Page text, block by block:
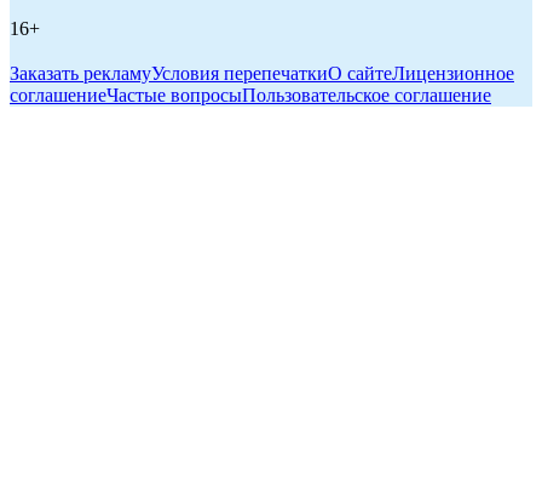
16+
Заказать рекламуУсловия перепечаткиО сайтеЛицензионное
соглашениеЧастые вопросыПользовательское соглашение